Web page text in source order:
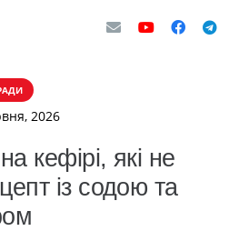
2026
кефірі, які не
із содою та